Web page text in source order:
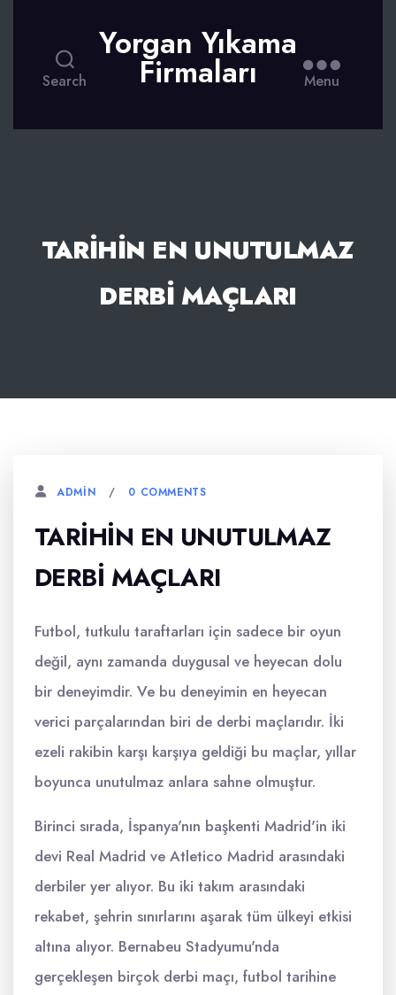
Search
Yorgan Yıkama
Firmaları Menu
TARIHIN EN UNUTULMAZ
DERBI MAÇLARI
ADMIN 0 COMMENTS
TARIHIN EN UNUTULMAZ
DERBI MAÇLARI
Futbol, tutkulu taraftarları için sadece bir oyun
değil, aynı zamanda duygusal ve heyecan dolu
bir deneyimdir. Ve bu deneyimin en heyecan
verici parçalarından biri de derbi maçlarıdır. İki
ezeli rakibin karşı karşıya geldiği bu maçlar, yıllar
boyunca unutulmaz anlara sahne olmuştur.
Birinci sırada, İspanya'nın başkenti Madrid'in iki
devi Real Madrid ve Atletico Madrid arasındaki
derbiler yer alıyor. Bu iki takım arasındaki
rekabet, şehrin sınırlarını aşarak tüm ülkeyi etkisi
altına alıyor. Bernabeu Stadyumu'nda
gerçekleşen birçok derbi maçı, futbol tarihine